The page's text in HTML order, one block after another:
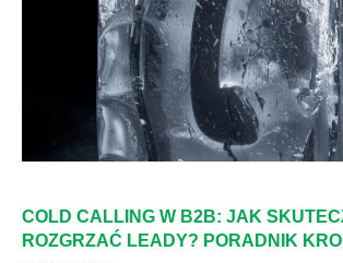
COLD CALLING W B2B: JAK
ROZGRZAĆ LEADY? PORADNIK